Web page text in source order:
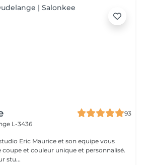
93
L-3436
vous
et couleur unique et personnalisé.
stu...